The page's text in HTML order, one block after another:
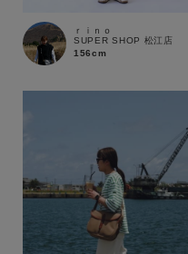
ｒｉｎｏ
SUPER SHOP 松江店
156cm